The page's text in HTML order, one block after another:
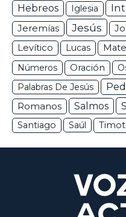
Hebreos
Iglesia
Jeremías Jesús
Levítico
Lucas
Números Oración
Palabras De Jesús
Romanos Salmos
Santiago
Saúl